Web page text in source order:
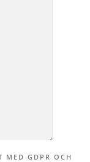
MED GDPR OCH